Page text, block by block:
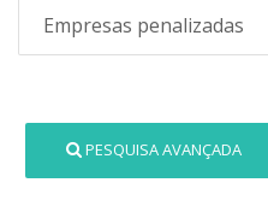
Empresas penalizadas
PESQUISA AVANÇADA